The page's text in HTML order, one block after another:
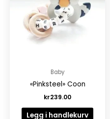
Baby
«Pinksteel» Coon
kr239.00
Legg i handlekurv